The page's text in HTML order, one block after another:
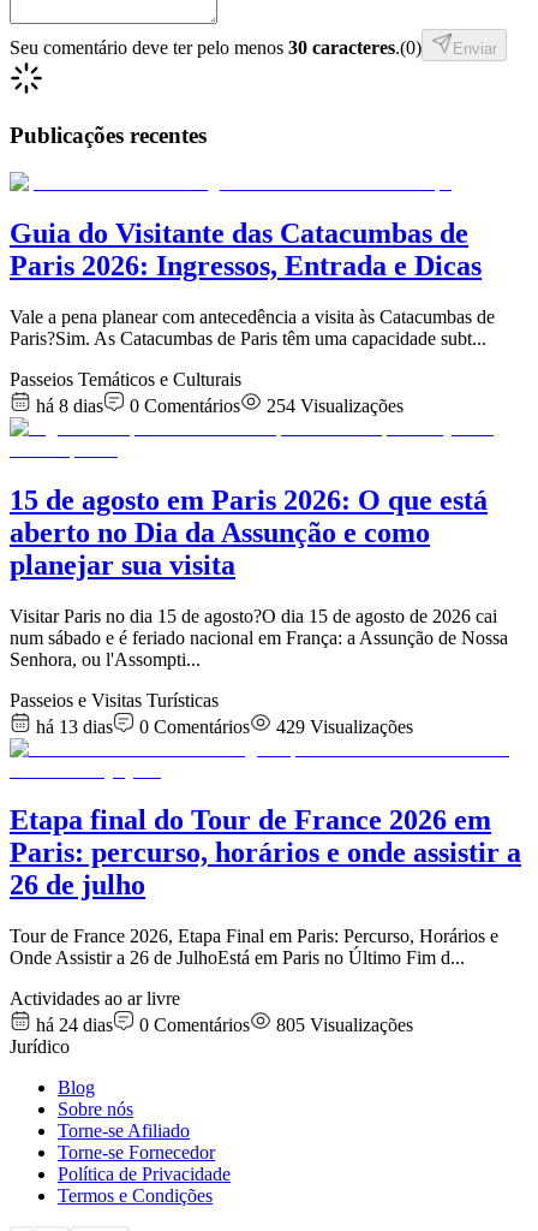
Seu comentário deve ter pelo menos 30 caracteres.(0) Enviar
Publicações recentes
Guia do Visitante das Catacumbas de
Paris 2026: Ingressos, Entrada e Dicas
Vale a pena planear com antecedência a visita às Catacumbas de
Paris?Sim. As Catacumbas de Paris têm uma capacidade subt...
Passeios Temáticos e Culturais
há 8 dias
0 Comentários 254 Visualizações
15 de agosto em Paris 2026: O que está
aberto no Dia da Assunção e como
planejar sua visita
Visitar Paris no dia 15 de agosto?O dia 15 de agosto de 2026 cai
num sábado e é feriado nacional em França: a Assunção de Nossa
Senhora, ou l'Assompti...
Passeios e Visitas Turísticas
há 13 dias
0 Comentários 429 Visualizações
Etapa final do Tour de France 2026 em
Paris: percurso, horários e onde assistir a
26 de julho
Tour de France 2026, Etapa Final em Paris: Percurso, Horários e
Onde Assistir a 26 de JulhoEstá em Paris no Último Fim d...
Actividades ao ar livre
há 24 dias
0 Comentários 805 Visualizações
Jurídico
Blog
Sobre nós
Torne-se Afiliado
Torne-se Fornecedor
Política de Privacidade
Termos e Condições